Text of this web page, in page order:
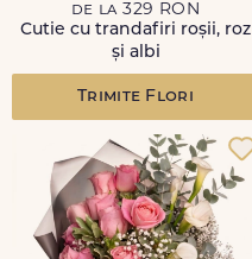
de la 329 RON
Cutie cu trandafiri roșii, roz
și albi
Trimite Flori